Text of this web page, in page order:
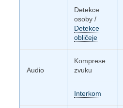
Detekce
osoby /
Detekce
obličeje
Audio
Komprese
zvuku
Interkom